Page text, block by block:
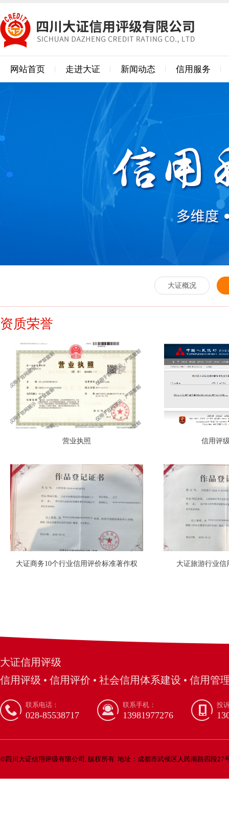
网站首页 走进大证 新闻动态 信用服务
大证概况
资质荣誉
营业执照 信用评
大证商务10个行业信用评价标准著作权 大证旅游行业信
大证信用评级
信用评级 • 信用评价 • 社会信用体系建设 • 信用管
联系电话：
028-85538717
联系手机：
13981977276
投
©四川大证信用评级有限公司, 版权所有 地址：成都市武侯区人民南路四段27